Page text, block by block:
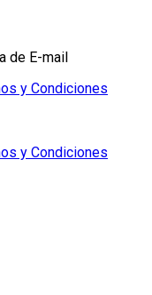
de E-mail
y Condiciones
y Condiciones